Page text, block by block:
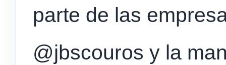
parte de las
@jbscouros y la